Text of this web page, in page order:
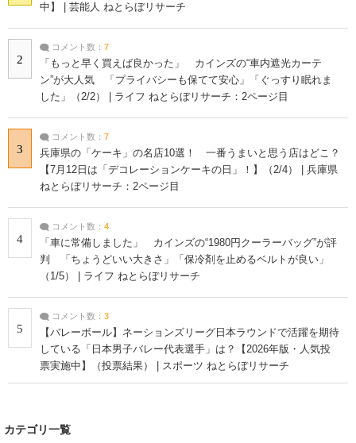
中】 | 芸能人 ねとらぼリサーチ
2
コメント数： 7
「もっと早く買えば良かった」 カインズの“車内遮光カーテ
ン”が大人気 「プライバシーも保てて安心」「ぐっすり眠れま
した」（2/2） | ライフ ねとらぼリサーチ：2ページ目
3
コメント数： 7
兵庫県の「ケーキ」の名店10選！ 一番うまいと思う店はどこ？
【7月12日は「デコレーションケーキの日」！】（2/4） | 兵庫県
ねとらぼリサーチ：2ページ目
4
コメント数： 4
「車に常備しました」 カインズの“1980円クーラーバッグ”が評
判 「ちょうどいい大きさ」「保冷剤を止めるベルトが良い」
（1/5） | ライフ ねとらぼリサーチ
5
コメント数： 3
【バレーボール】ネーションズリーグ日本ラウンドで活躍を期待
している「日本男子バレー代表選手」は？【2026年版・人気投
票実施中】（投票結果） | スポーツ ねとらぼリサーチ
カテゴリ一覧